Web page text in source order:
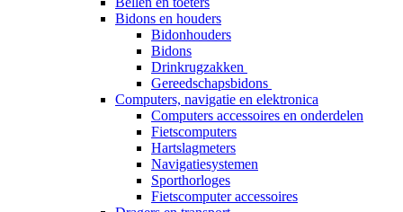
Bidons en houders
Bidonhouders
Bidons
Drinkrugzakken
Gereedschapsbidons
Computers, navigatie en elektronica
Computers accessoires en onderdelen
Fietscomputers
Hartslagmeters
Navigatiesystemen
Sporthorloges
Fietscomputer accessoires